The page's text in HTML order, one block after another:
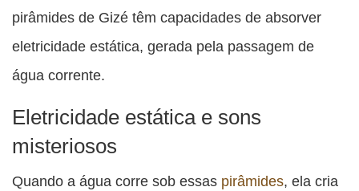
pirâmides de Gizé têm capacidades de absorver
eletricidade estática, gerada pela passagem de
água corrente.
Eletricidade estática e sons
misteriosos
Quando a água corre sob essas pirâmides, ela cria